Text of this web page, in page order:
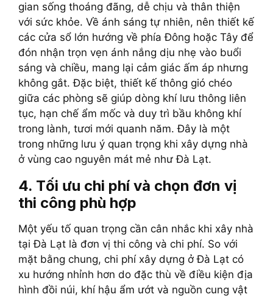
gian sống thoáng đãng, dễ chịu và thân thiện
với sức khỏe. Về ánh sáng tự nhiên, nên thiết kế
các cửa sổ lớn hướng về phía Đông hoặc Tây để
đón nhận trọn vẹn ánh nắng dịu nhẹ vào buổi
sáng và chiều, mang lại cảm giác ấm áp nhưng
không gắt. Đặc biệt, thiết kế thông gió chéo
giữa các phòng sẽ giúp dòng khí lưu thông liên
tục, hạn chế ẩm mốc và duy trì bầu không khí
trong lành, tươi mới quanh năm. Đây là một
trong những lưu ý quan trọng khi xây dựng nhà
ở vùng cao nguyên mát mẻ như Đà Lạt.
4. Tối ưu chi phí và chọn đơn vị
thi công phù hợp
Một yếu tố quan trọng cần cân nhắc khi xây nhà
tại Đà Lạt là đơn vị thi công và chi phí. So với
mặt bằng chung, chi phí xây dựng ở Đà Lạt có
xu hướng nhỉnh hơn do đặc thù về điều kiện địa
hình đồi núi, khí hậu ẩm ướt và nguồn cung vật